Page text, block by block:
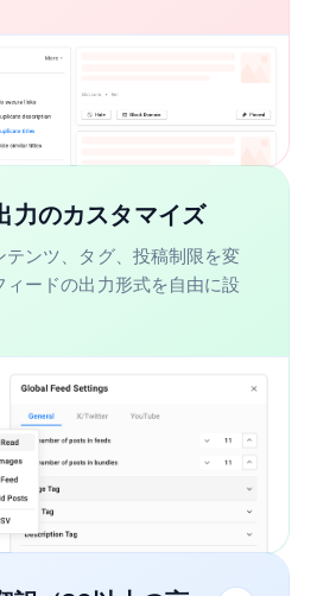
力のカスタマイズ
テンツ、タグ、投稿制限を変
ィードの出力形式を自由に設